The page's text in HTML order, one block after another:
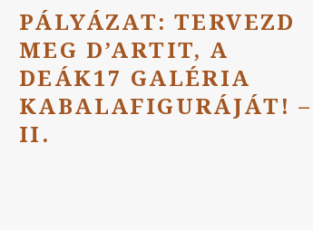
PÁLYÁZAT: TERVEZD
MEG D’ARTIT, A
DEÁK17 GALÉRIA
KABALAFIGURÁJÁT! –
II.